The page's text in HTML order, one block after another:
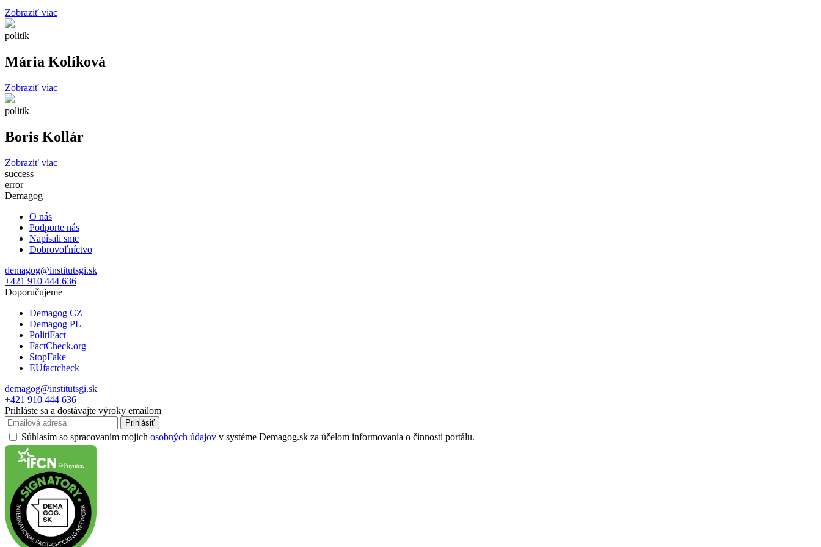
Zobraziť viac
politik
Mária Kolíková
Zobraziť viac
politik
Boris Kollár
Zobraziť viac
success
error
Demagog
O nás
Podporte nás
Napísali sme
Dobrovoľníctvo
demagog@institutsgi.sk
+421 910 444 636
Doporučujeme
Demagog CZ
Demagog PL
PolitiFact
FactCheck.org
StopFake
EUfactcheck
demagog@institutsgi.sk
+421 910 444 636
Prihláste sa a dostávajte výroky emailom
Prihlásiť
Súhlasím so spracovaním mojich osobných údajov v systéme Demagog.sk za účelom informovania o činnosti portálu.